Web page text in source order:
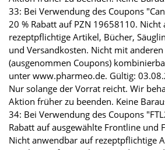
33: Bei Verwendung des Coupons
20 % Rabatt auf PZN 19658110.
rezeptpflichtige Artikel, Bücher,
und Versandkosten. Nicht mit
(ausgenommen Coupons)
unter www.pharmeo.de. Gültig:
Nur solange der Vorrat reicht. Wir
Aktion früher zu beenden. Keine
34: Bei Verwendung des Coupons
Rabatt auf ausgewählte Frontline und
Nicht anwendbar auf rezeptpflichtige